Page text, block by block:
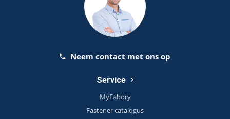
Neem contact met ons op
Service
MyFabory
Fastener catalogus